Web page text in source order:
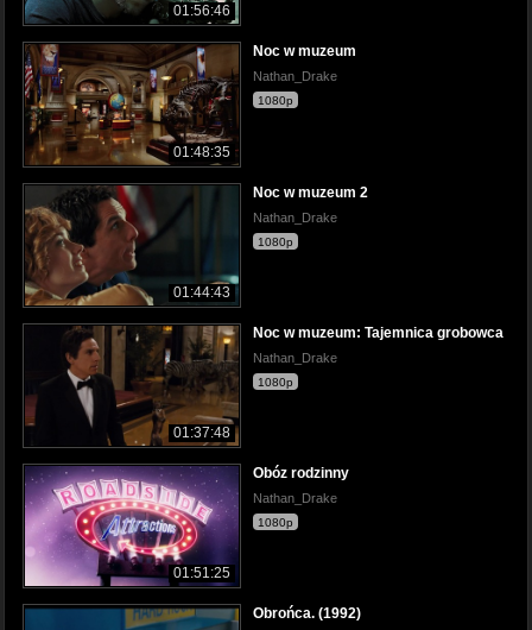
01:56:46
01:48:35
Noc w muzeum
Nathan_Drake
1080p
01:44:43
Noc w muzeum 2
Nathan_Drake
1080p
01:37:48
Noc w muzeum: Tajemnica grobowca
Nathan_Drake
1080p
01:51:25
Obóz rodzinny
Nathan_Drake
1080p
Obrońca. (1992)